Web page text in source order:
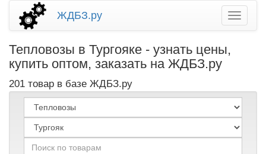
ЖДБЗ.ру
Тепловозы в Тургояке - узнать цены,
купить оптом, заказать на ЖДБЗ.ру
201 товар в базе ЖДБЗ.ру